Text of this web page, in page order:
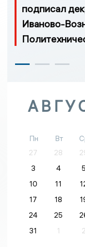
подписал
Иваново-
Пн Вт
27
28
3
4 5
10
11
17
18
24
25
31
1 2